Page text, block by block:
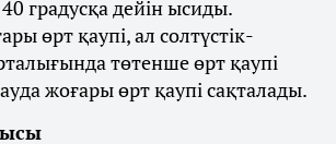
градусқа дейін ысиды.
өрт қаупі, ал солтүстік-
төтенше өрт қаупі
жоғары өрт қаупі сақталады.